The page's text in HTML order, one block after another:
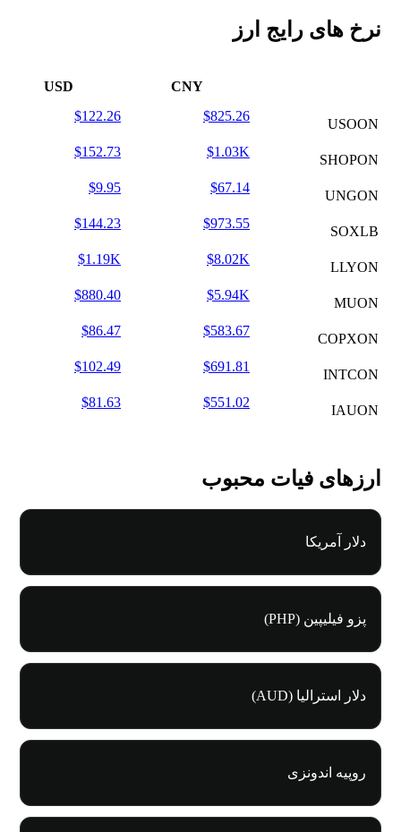
نرخ های رایج ارز
CNY
USD
USOON
$825.26
$122.26
SHOPON
$1.03K
$152.73
UNGON
$67.14
$9.95
SOXLB
$973.55
$144.23
LLYON
$8.02K
$1.19K
MUON
$5.94K
$880.40
COPXON
$583.67
$86.47
INTCON
$691.81
$102.49
IAUON
$551.02
$81.63
ارزهای فیات محبوب
دلار آمریکا
پزو فیلیپین (PHP)
دلار استرالیا (AUD)
روپیه اندونزی